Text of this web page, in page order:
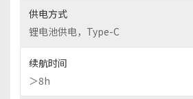
供电方式
锂电池供电，Type-C
续航时间
＞8h